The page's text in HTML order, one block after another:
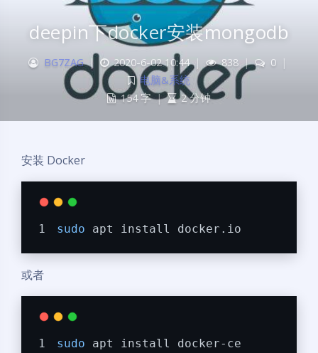
deepin下docker安装mongodb
BG7ZAG | 2020-6-02 10:44 | 838 | 0 |
电脑&系统
154 字 | 2 分钟
安装 Docker
sudo apt install docker.io
或者
sudo apt install docker-ce